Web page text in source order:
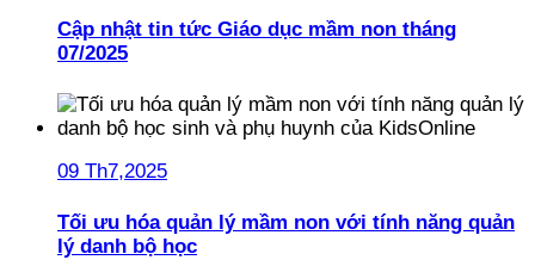
Cập nhật tin tức Giáo dục mầm non tháng
07/2025
09 Th7,2025
Tối ưu hóa quản lý mầm non với tính năng quản
lý danh bộ học